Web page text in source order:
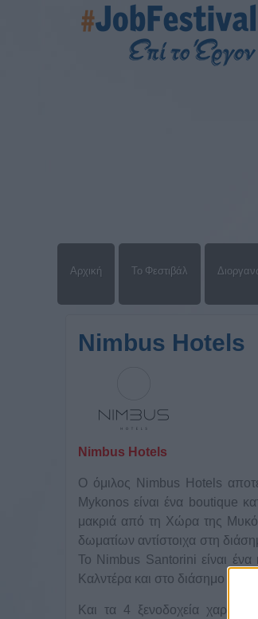
Αρχική Το Φεστιβάλ
Nimbus Hotels
Nimbus Hotels
Ο όμιλος Nimbus Hotels
Mykonos είναι ένα boutique
μακριά από τη Χώρα της
δωματίων αντίστοιχα στη
Το Nimbus Santorini είναι ένα
Καλντέρα και στο διάσημο
Και τα 4 ξενοδοχεία